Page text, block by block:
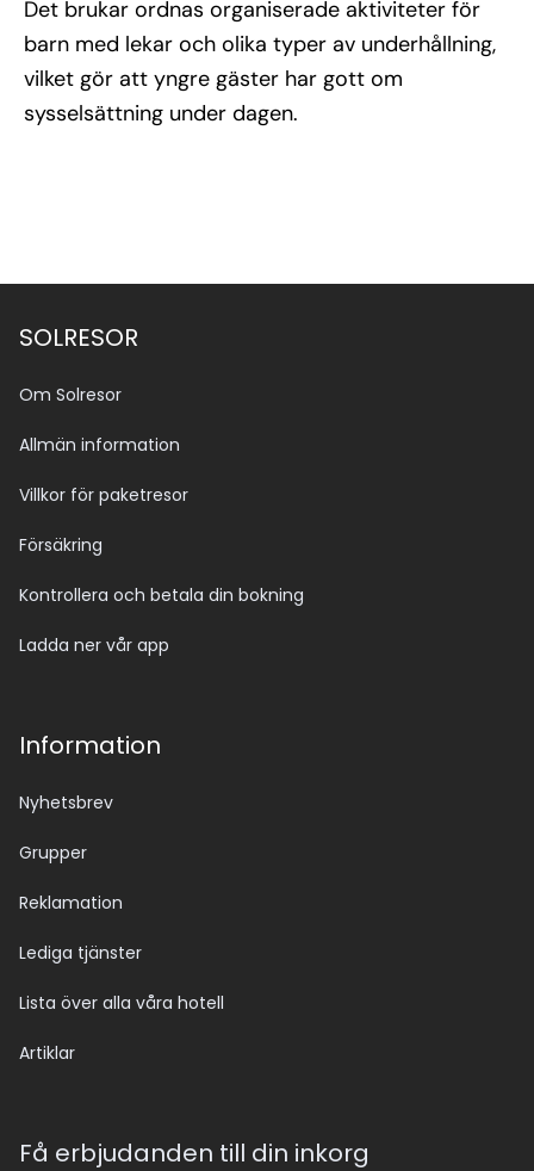
Det brukar ordnas organiserade aktiviteter för
barn med lekar och olika typer av underhållning,
vilket gör att yngre gäster har gott om
sysselsättning under dagen.
SOLRESOR
Om Solresor
Allmän information
Villkor för paketresor
Försäkring
Kontrollera och betala din bokning
Ladda ner vår app
Information
Nyhetsbrev
Grupper
Reklamation
Lediga tjänster
Lista över alla våra hotell
Artiklar
Få erbjudanden till din inkorg